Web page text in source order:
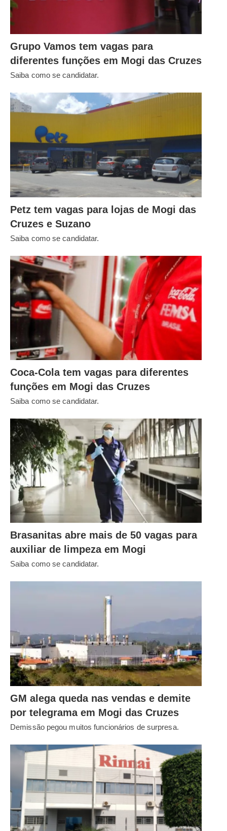
Grupo Vamos tem vagas para
diferentes funções em Mogi das Cruzes
Saiba como se candidatar.
Petz tem vagas para lojas de Mogi das
Cruzes e Suzano
Saiba como se candidatar.
Coca-Cola tem vagas para diferentes
funções em Mogi das Cruzes
Saiba como se candidatar.
Brasanitas abre mais de 50 vagas para
auxiliar de limpeza em Mogi
Saiba como se candidatar.
GM alega queda nas vendas e demite
por telegrama em Mogi das Cruzes
Demissão pegou muitos funcionários de surpresa.